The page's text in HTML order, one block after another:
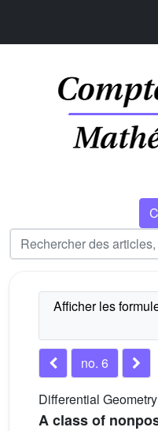
no. 6
Differential Geometry
A class of